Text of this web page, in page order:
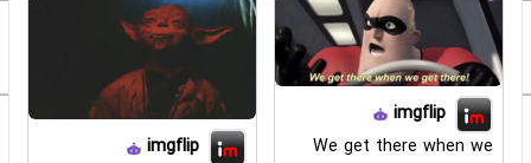
imgflip
We get there when we
imgflip